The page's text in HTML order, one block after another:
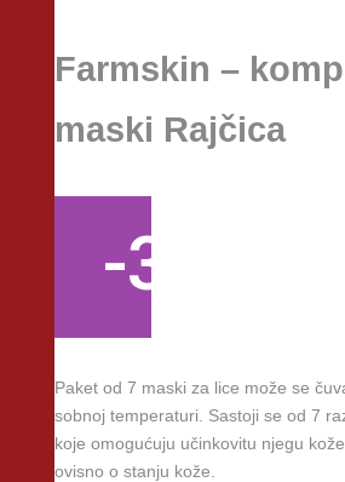
Farmskin –
maski Rajčica
-30%
Paket od 7 maski za lice može se
sobnoj temperaturi. Sastoji se od 7
koje omogućuju učinkovitu njegu
ovisno o stanju kože.